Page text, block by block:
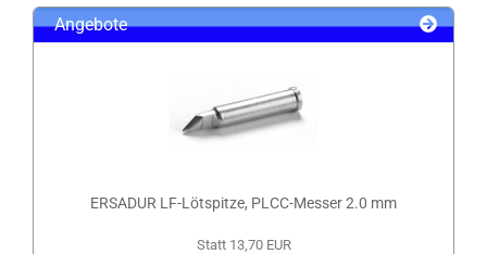
Angebote
ERSADUR LF-Lötspitze, PLCC-Messer 2.0 mm
Statt 13,70 EUR